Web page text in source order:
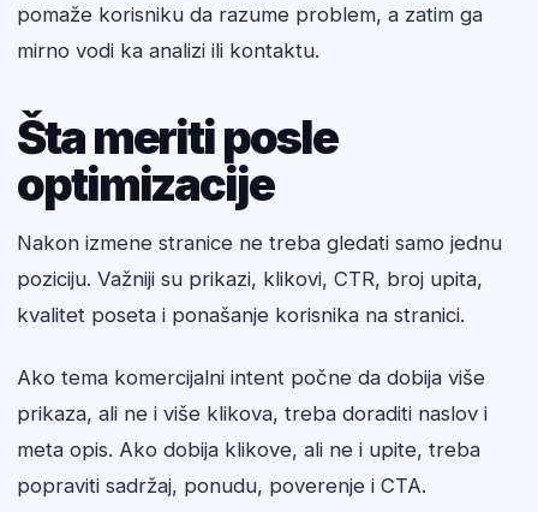
pomaže korisniku da razume problem, a zatim ga
mirno vodi ka analizi ili kontaktu.
Šta meriti posle
optimizacije
Nakon izmene stranice ne treba gledati samo jednu
poziciju. Važniji su prikazi, klikovi, CTR, broj upita,
kvalitet poseta i ponašanje korisnika na stranici.
Ako tema komercijalni intent počne da dobija više
prikaza, ali ne i više klikova, treba doraditi naslov i
meta opis. Ako dobija klikove, ali ne i upite, treba
popraviti sadržaj, ponudu, poverenje i CTA.